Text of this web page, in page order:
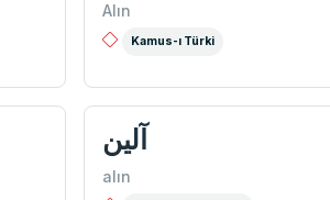
Alın
Kamus-ı Türki
آلین
alın